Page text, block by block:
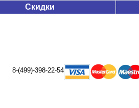
Скидки
8-(499)-398-22-54